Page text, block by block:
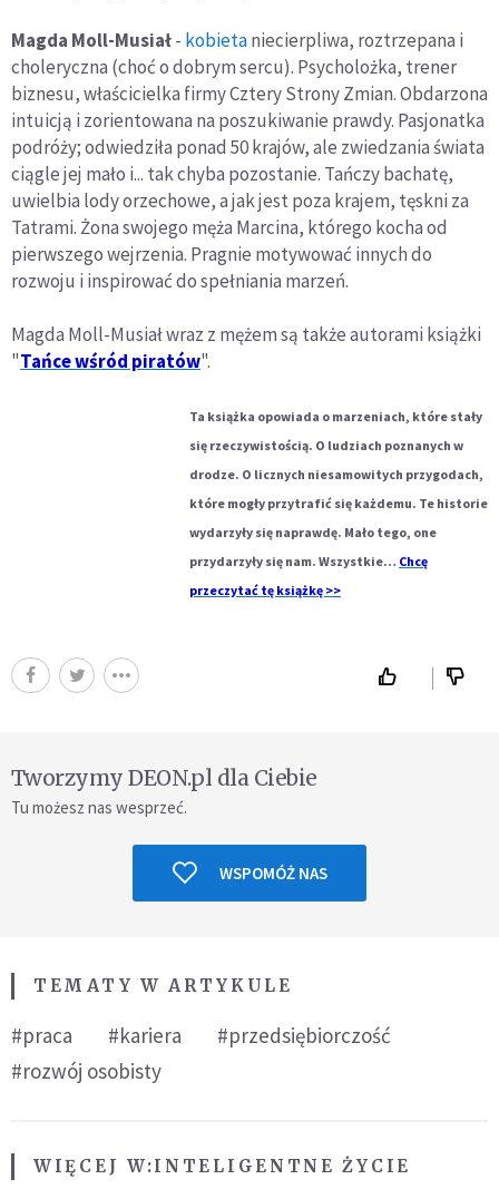
Magda Moll-Musiał- kobietaniecierpliwa, roztrzepana i
choleryczna (choć o dobrym sercu). Psycholożka, trener
biznesu, właścicielka firmy Cztery Strony Zmian. Obdarzona
intuicją i zorientowana na poszukiwanie prawdy. Pasjonatka
podróży; odwiedziła ponad 50 krajów, ale zwiedzania świata
ciągle jej mało i... tak chyba pozostanie. Tańczy bachatę,
uwielbia lody orzechowe, a jak jest poza krajem, tęskni za
Tatrami. Żona swojego męża Marcina, którego kocha od
pierwszego wejrzenia. Pragnie motywować innych do
rozwoju i inspirować do spełniania marzeń.
Magda Moll-Musiał wraz z mężem są także autorami książki
"Tańce wśród piratów".
Ta książka opowiada o marzeniach, które stały
się rzeczywistością. O ludziach poznanych w
drodze. O licznych niesamowitych przygodach,
które mogły przytrafić się każdemu. Te historie
wydarzyły się naprawdę. Mało tego, one
przydarzyły się nam. Wszystkie… Chcę
przeczytać tę książkę >>
Tworzymy DEON.pl dla Ciebie
Tu możesz nas wesprzeć.
WSPOMÓŻ NAS
TEMATY W ARTYKULE
#praca #kariera
#przedsiębiorczość
#rozwój osobisty
WIĘCEJ W:INTELIGENTNE ŻYCIE